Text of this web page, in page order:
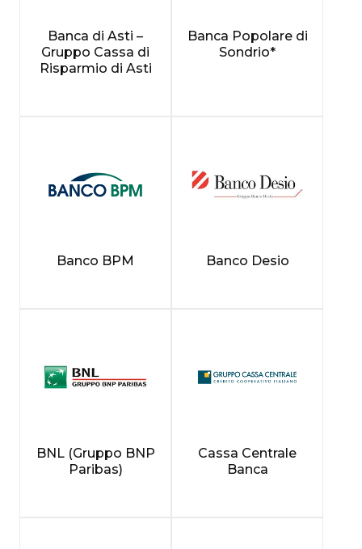
Banca di Asti –
Gruppo Cassa di
Risparmio di Asti
Banca Popolare di
Sondrio*
Banco BPM Banco Desio
BNL (Gruppo BNP
Paribas)
Cassa Centrale
Banca